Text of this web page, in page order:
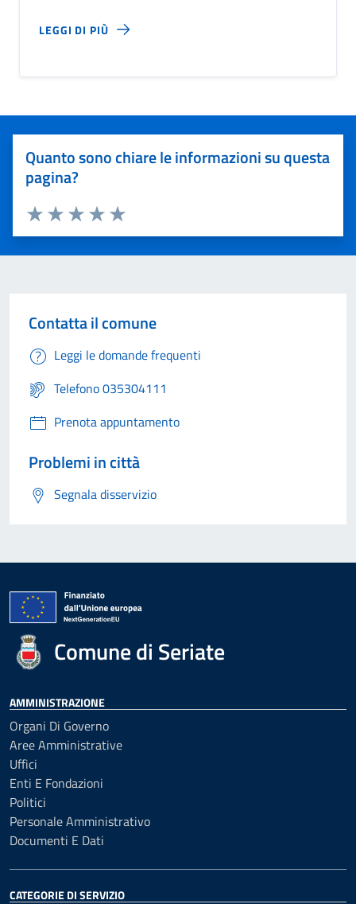
LEGGI DI PIÙ
Quanto sono chiare le informazioni su questa
pagina?
Valuta 5 stelle su 5
Valuta 4 stelle su 5
Valuta 3 stelle su 5
Valuta 2 stelle su 5
Valuta 1 stelle su 5
Contatta il comune
Leggi le domande frequenti
Telefono 035304111
Prenota appuntamento
Problemi in città
Segnala disservizio
Comune di Seriate
AMMINISTRAZIONE
Organi Di Governo
Aree Amministrative
Uffici
Enti E Fondazioni
Politici
Personale Amministrativo
Documenti E Dati
CATEGORIE DI SERVIZIO